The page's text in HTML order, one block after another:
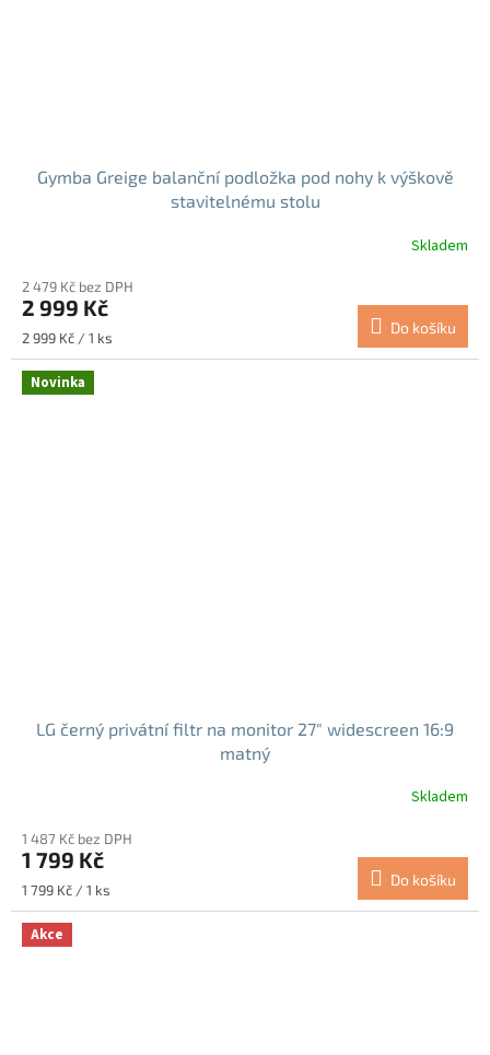
Gymba Greige balanční podložka pod nohy k výškově
stavitelnému stolu
produktu
je
5,0
5
hvězdiček.
Skladem
2 479 Kč bez DPH
2 999 Kč
Měrná
cena:
2 999 Kč / 1 ks
Do košíku
Novinka
LG černý privátní filtr na monitor 27" widescreen 16:9
matný
Skladem
1 487 Kč bez DPH
1 799 Kč
Měrná
cena:
1 799 Kč / 1 ks
Do košíku
Akce